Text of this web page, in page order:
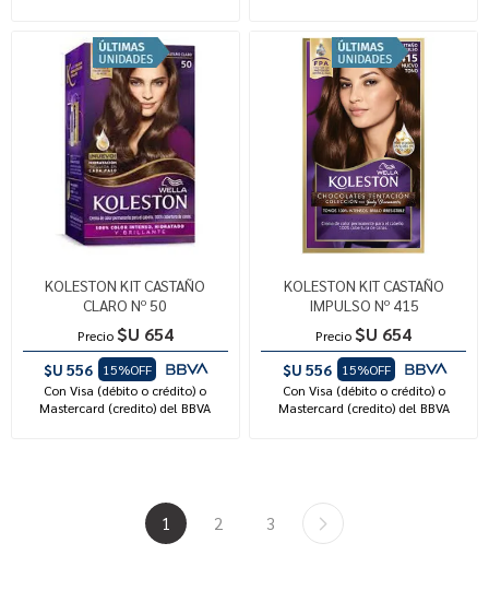
KOLESTON KIT CASTAÑO
CLARO Nº 50
Precio $U 654
$U 556
15%OFF
Con Visa (débito o crédito) o
Mastercard (credito) del BBVA
KOLESTON KIT CASTAÑO
IMPULSO Nº 415
Precio $U 654
$U 556
15%OFF
Con Visa (débito o crédito) o
Mastercard (credito) del BBVA
1 2 3